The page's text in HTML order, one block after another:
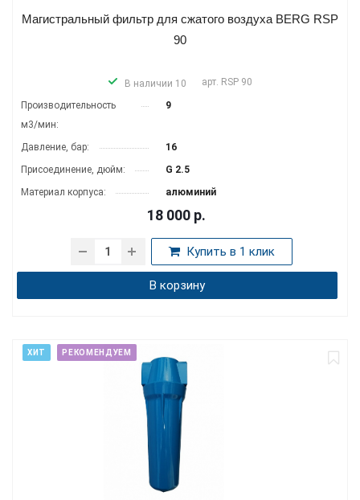
Магистральный фильтр для сжатого воздуха BERG RSP
90
В наличии 10 арт. RSP 90
Производитель­ность
м3/мин:
9
Давление, бар:
16
Присоединение, дюйм:
G 2.5
Материал корпуса:
алюминий
18 000 р.
Купить в 1 клик
В корзину
ХИТ РЕКОМЕНДУЕМ